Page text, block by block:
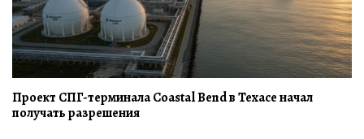
Проект СПГ-терминала Coastal Bend в Техасе начал
получать разрешения